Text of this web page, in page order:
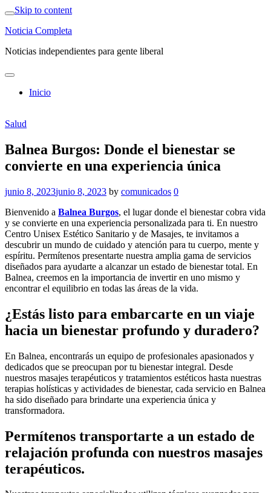
Skip to content
Noticia Completa
Noticias independientes para gente liberal
Inicio
Salud
Balnea Burgos: Donde el bienestar se
convierte en una experiencia única
junio 8, 2023junio 8, 2023 by comunicados 0
Bienvenido a Balnea Burgos, el lugar donde el bienestar cobra vida
y se convierte en una experiencia personalizada para ti. En nuestro
Centro Unisex Estético Sanitario y de Masajes, te invitamos a
descubrir un mundo de cuidado y atención para tu cuerpo, mente y
espíritu. Permítenos presentarte nuestra amplia gama de servicios
diseñados para ayudarte a alcanzar un estado de bienestar total. En
Balnea, creemos en la importancia de invertir en uno mismo y
encontrar el equilibrio en todas las áreas de la vida.
¿Estás listo para embarcarte en un viaje
hacia un bienestar profundo y duradero?
En Balnea, encontrarás un equipo de profesionales apasionados y
dedicados que se preocupan por tu bienestar integral. Desde
nuestros masajes terapéuticos y tratamientos estéticos hasta nuestras
terapias holísticas y actividades de bienestar, cada servicio en Balnea
ha sido diseñado para brindarte una experiencia única y
transformadora.
Permítenos transportarte a un estado de
relajación profunda con nuestros masajes
terapéuticos.